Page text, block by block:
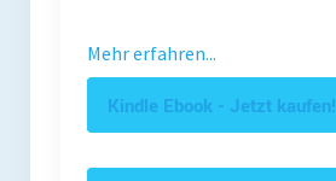
Mehr erfahren...
Kindle Ebook - Jetzt kaufen!